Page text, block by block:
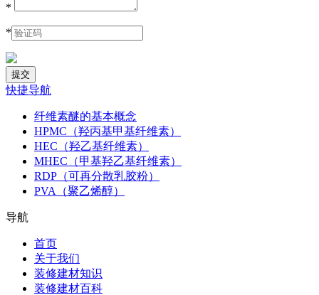
*
*
快捷导航
纤维素醚的基本概念
HPMC（羟丙基甲基纤维素）
HEC（羟乙基纤维素）
MHEC（甲基羟乙基纤维素）
RDP（可再分散乳胶粉）
PVA（聚乙烯醇）
导航
首页
关于我们
装修建材知识
装修建材百科